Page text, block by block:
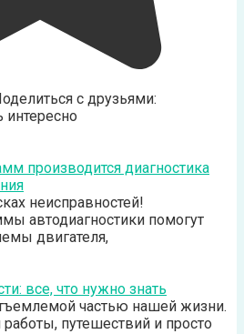
с друзьями:
производится диагностика
неисправностей!
автодиагностики помогут
двигателя,
все, что нужно знать
частью нашей жизни.
путешествий и просто